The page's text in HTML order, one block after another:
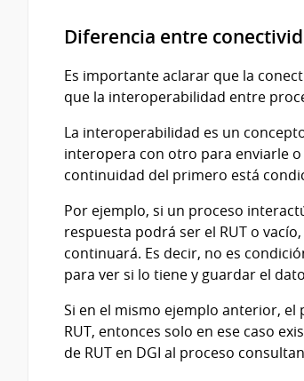
Diferencia entre
Es importante aclarar que la
que la interoperabilidad entre
La interoperabilidad es un
interopera con otro para enviarle
continuidad del primero está
Por ejemplo, si un proceso
respuesta podrá ser el RUT o
continuará. Es decir, no es
para ver si lo tiene y guardar el
Si en el mismo ejemplo anterior,
RUT, entonces solo en ese caso
de RUT en DGI al proceso